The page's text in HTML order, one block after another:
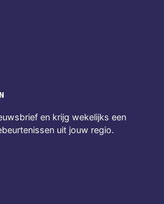
en krijg wekelijks een
uit jouw regio.